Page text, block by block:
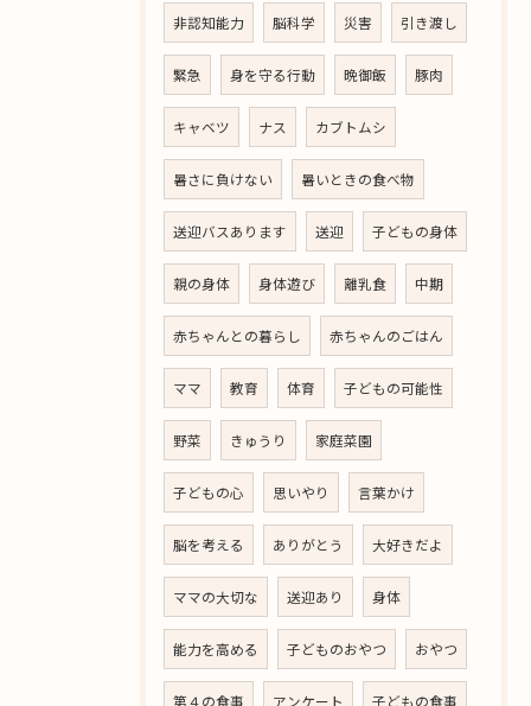
非認知能力 脳科学 災害 引き渡し
緊急 身を守る行動 晩御飯 豚肉
キャベツ ナス カブトムシ
暑さに負けない 暑いときの食べ物
送迎バスあります 送迎 子どもの身体
親の身体 身体遊び 離乳食 中期
赤ちゃんとの暮らし 赤ちゃんのごはん
ママ 教育 体育 子どもの可能性
野菜 きゅうり 家庭菜園
子どもの心 思いやり 言葉かけ
脳を考える ありがとう 大好きだよ
ママの大切な 送迎あり 身体
能力を高める 子どものおやつ おやつ
第４の食事 アンケート 子どもの食事